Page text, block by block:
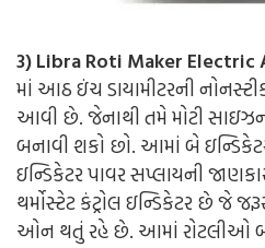
3) Libra Roti Maker
માં આઠ ઇંચ ડાયામીટરની
આવી છે. જેનાથી તમે મોટી
બનાવી શકો છો. આમાં બે
ઇન્ડિકેટર પાવર સપ્લાયની
થર્મોસ્ટેટ કંટ્રોલ ઇન્ડિકેટર છે જે
ઓન થતું રહે છે. આમાં રોટલીઓ